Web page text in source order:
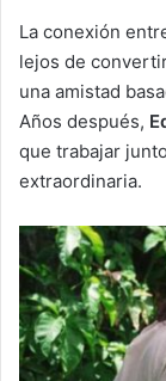
La conexión
lejos de
una amistad
Años después,
que trabajar
extraordinaria.